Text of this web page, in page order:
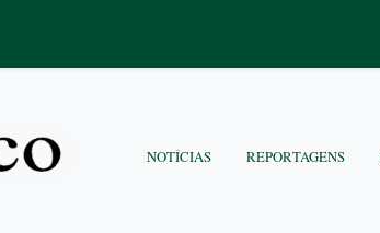
NOTÍCIAS REPORTAGENS